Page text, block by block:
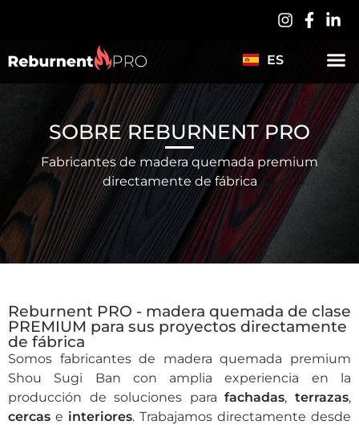
ES
DE
SOBRE REBURNENT PRO
Fabricantes de madera quemada premium
directamente de fábrica
Reburnent PRO - madera quemada de clase
PREMIUM para sus proyectos directamente
de fábrica
Somos fabricantes de madera quemada premium
Shou Sugi Ban con amplia experiencia en la
producción de soluciones parafachadas,terrazas,
cercas e interiores. Trabajamos directamente desde